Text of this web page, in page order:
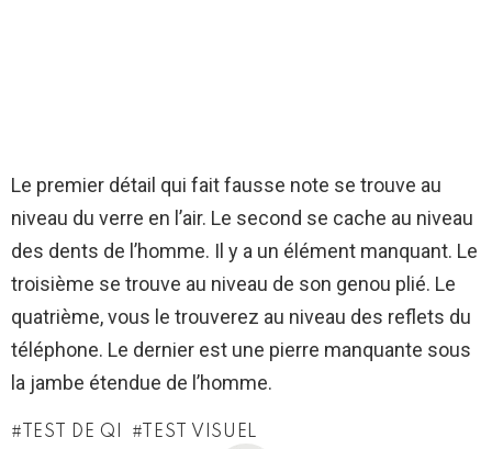
Le premier détail qui fait fausse note se trouve au
niveau du verre en l’air. Le second se cache au niveau
des dents de l’homme. Il y a un élément manquant. Le
troisième se trouve au niveau de son genou plié. Le
quatrième, vous le trouverez au niveau des reflets du
téléphone. Le dernier est une pierre manquante sous
la jambe étendue de l’homme.
TEST DE QI TEST VISUEL